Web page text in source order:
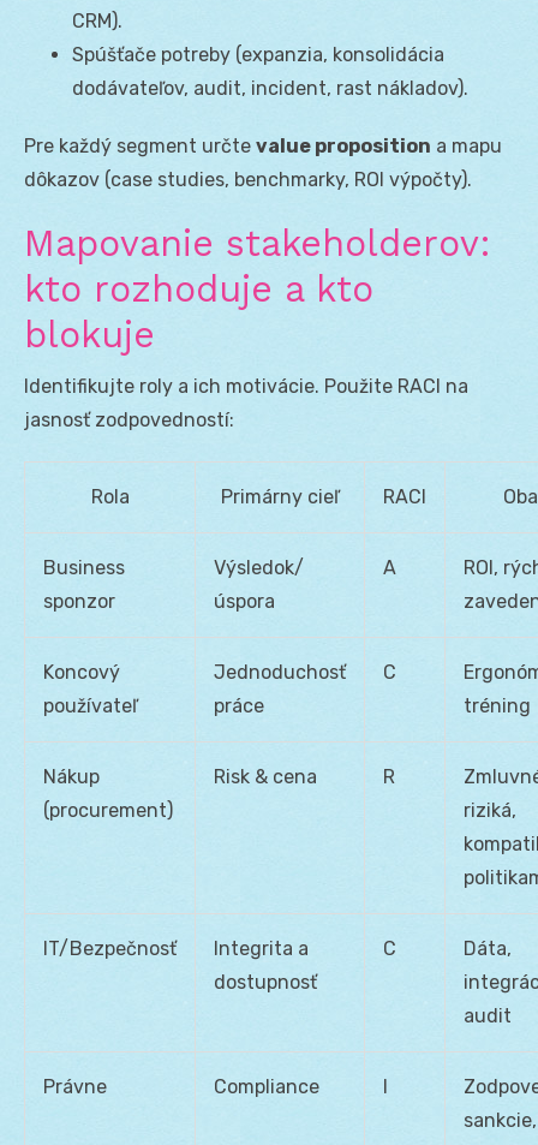
CRM).
Spúšťače potreby (expanzia, konsolidácia
dodávateľov, audit, incident, rast nákladov).
Pre každý segment určte value proposition a mapu
dôkazov (case studies, benchmarky, ROI výpočty).
Mapovanie stakeholderov:
kto rozhoduje a kto
blokuje
Identifikujte roly a ich motivácie. Použite RACI na
jasnosť zodpovedností:
Rola Primárny cieľ RACI
Business
sponzor
Výsledok/
úspora
A
ROI,
Koncový
používateľ
Jednoduchosť
práce
C
tréning
Nákup
(procurement)
Risk & cena R
riziká,
IT/Bezpečnosť
Integrita a
dostupnosť
C
Dáta,
audit
Právne Compliance I